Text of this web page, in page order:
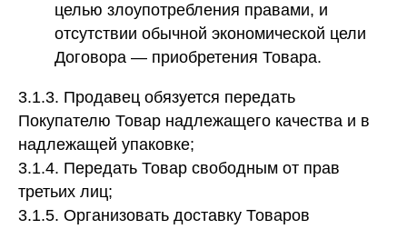
целью злоупотребления правами, и
отсутствии обычной экономической цели
Договора — приобретения Товара.
3.1.3. Продавец обязуется передать
Покупателю Товар надлежащего качества и в
надлежащей упаковке;
3.1.4. Передать Товар свободным от прав
третьих лиц;
3.1.5. Организовать доставку Товаров